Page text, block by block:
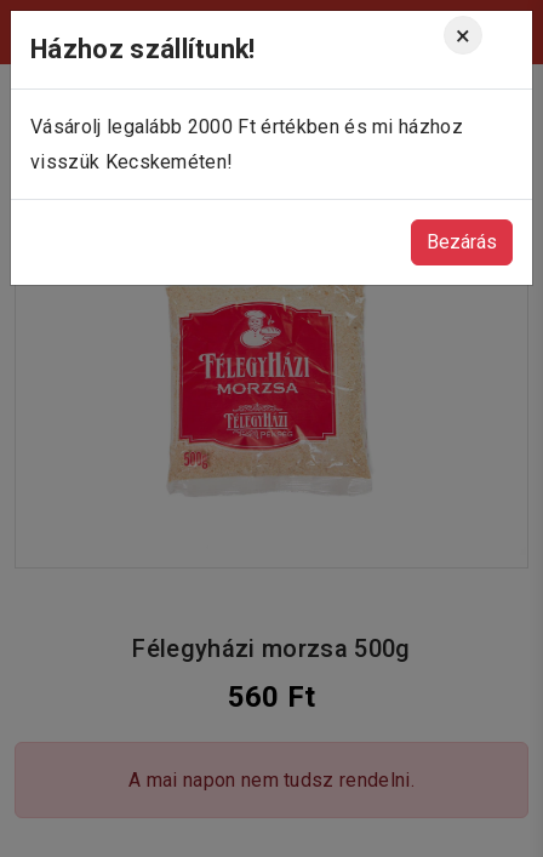
Házhoz szállítunk! ×
Vásárolj legalább 2000 Ft értékben és mi házhoz
visszük Kecskeméten!
Bezárás
Viktória Pékség Kecskemét
Félegyházi morzsa 500g
560 Ft
A mai napon nem tudsz rendelni.